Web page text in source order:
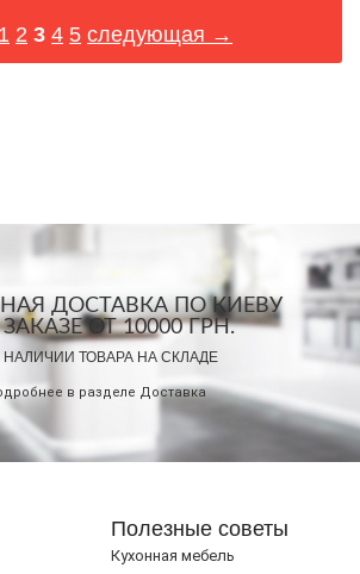
1 2 3 4 5 следующая →
ДОСТАВКА ПО КИЕВУ
ОТ 10000 ГРН.
ТОВАРА НА СКЛАДЕ
в разделе Доставка
Полезные советы
Кухонная мебель